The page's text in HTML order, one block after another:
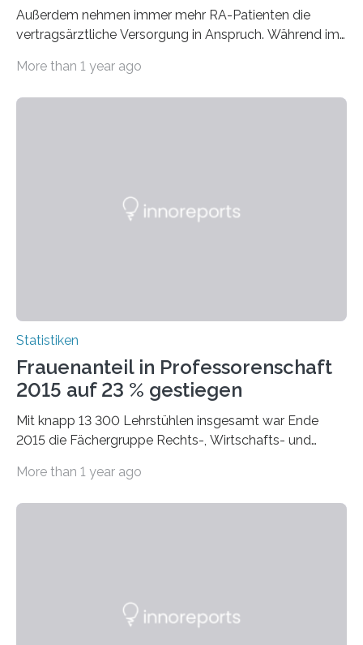
Außerdem nehmen immer mehr RA-Patienten die
vertragsärztliche Versorgung in Anspruch. Während im
More than 1 year ago
Statistiken
Frauenanteil in Professorenschaft
2015 auf 23 % gestiegen
Mit knapp 13 300 Lehrstühlen insgesamt war Ende
2015 die Fächergruppe Rechts-, Wirtschafts- und
bei…
More than 1 year ago